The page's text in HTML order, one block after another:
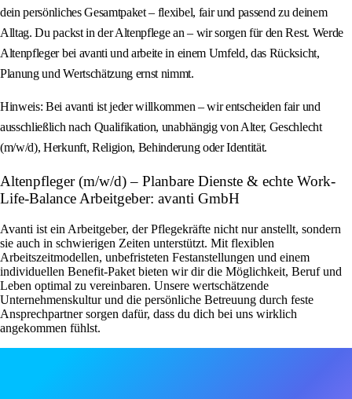
dein persönliches Gesamtpaket – flexibel, fair und passend zu deinem
Alltag. Du packst in der Altenpflege an – wir sorgen für den Rest. Werde
Altenpfleger bei avanti und arbeite in einem Umfeld, das Rücksicht,
Planung und Wertschätzung ernst nimmt.
Hinweis: Bei avanti ist jeder willkommen – wir entscheiden fair und
ausschließlich nach Qualifikation, unabhängig von Alter, Geschlecht
(m/w/d), Herkunft, Religion, Behinderung oder Identität.
Altenpfleger (m/w/d) – Planbare Dienste & echte Work-
Life-Balance Arbeitgeber: avanti GmbH
Avanti ist ein Arbeitgeber, der Pflegekräfte nicht nur anstellt, sondern
sie auch in schwierigen Zeiten unterstützt. Mit flexiblen
Arbeitszeitmodellen, unbefristeten Festanstellungen und einem
individuellen Benefit-Paket bieten wir dir die Möglichkeit, Beruf und
Leben optimal zu vereinbaren. Unsere wertschätzende
Unternehmenskultur und die persönliche Betreuung durch feste
Ansprechpartner sorgen dafür, dass du dich bei uns wirklich
angekommen fühlst.